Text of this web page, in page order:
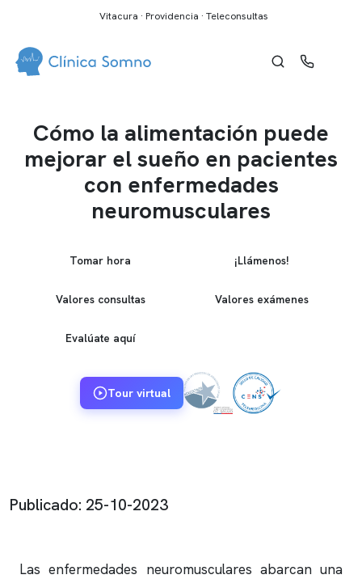
Vitacura · Providencia · Teleconsultas
Cómo la alimentación puede
mejorar el sueño en pacientes
con enfermedades
neuromusculares
Tomar hora ¡Llámenos!
Valores consultas Valores exámenes
Evalúate aquí
Tour virtual
Publicado: 25-10-2023
Las enfermedades neuromusculares abarcan una